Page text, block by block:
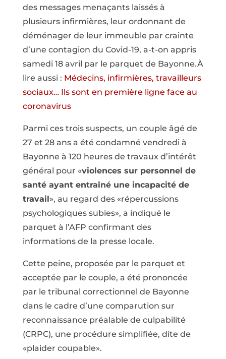
des messages menaçants laissés à
plusieurs infirmières, leur ordonnant de
déménager de leur immeuble par crainte
d’une contagion du Covid-19, a-t-on appris
samedi 18 avril par le parquet de Bayonne.À
lire aussi : Médecins, infirmières, travailleurs
sociaux… Ils sont en première ligne face au
coronavirus
Parmi ces trois suspects, un couple âgé de
27 et 28 ans a été condamné vendredi à
Bayonne à 120 heures de travaux d’intérêt
général pour «violences sur personnel de
santé ayant entraîné une incapacité de
travail », au regard des «répercussions
psychologiques subies», a indiqué le
parquet à l’AFP confirmant des
informations de la presse locale.
Cette peine, proposée par le parquet et
acceptée par le couple, a été prononcée
par le tribunal correctionnel de Bayonne
dans le cadre d’une comparution sur
reconnaissance préalable de culpabilité
(CRPC), une procédure simplifiée, dite de
«plaider coupable».